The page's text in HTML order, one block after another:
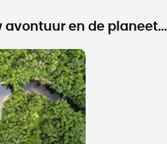
avontuur en de planeet...